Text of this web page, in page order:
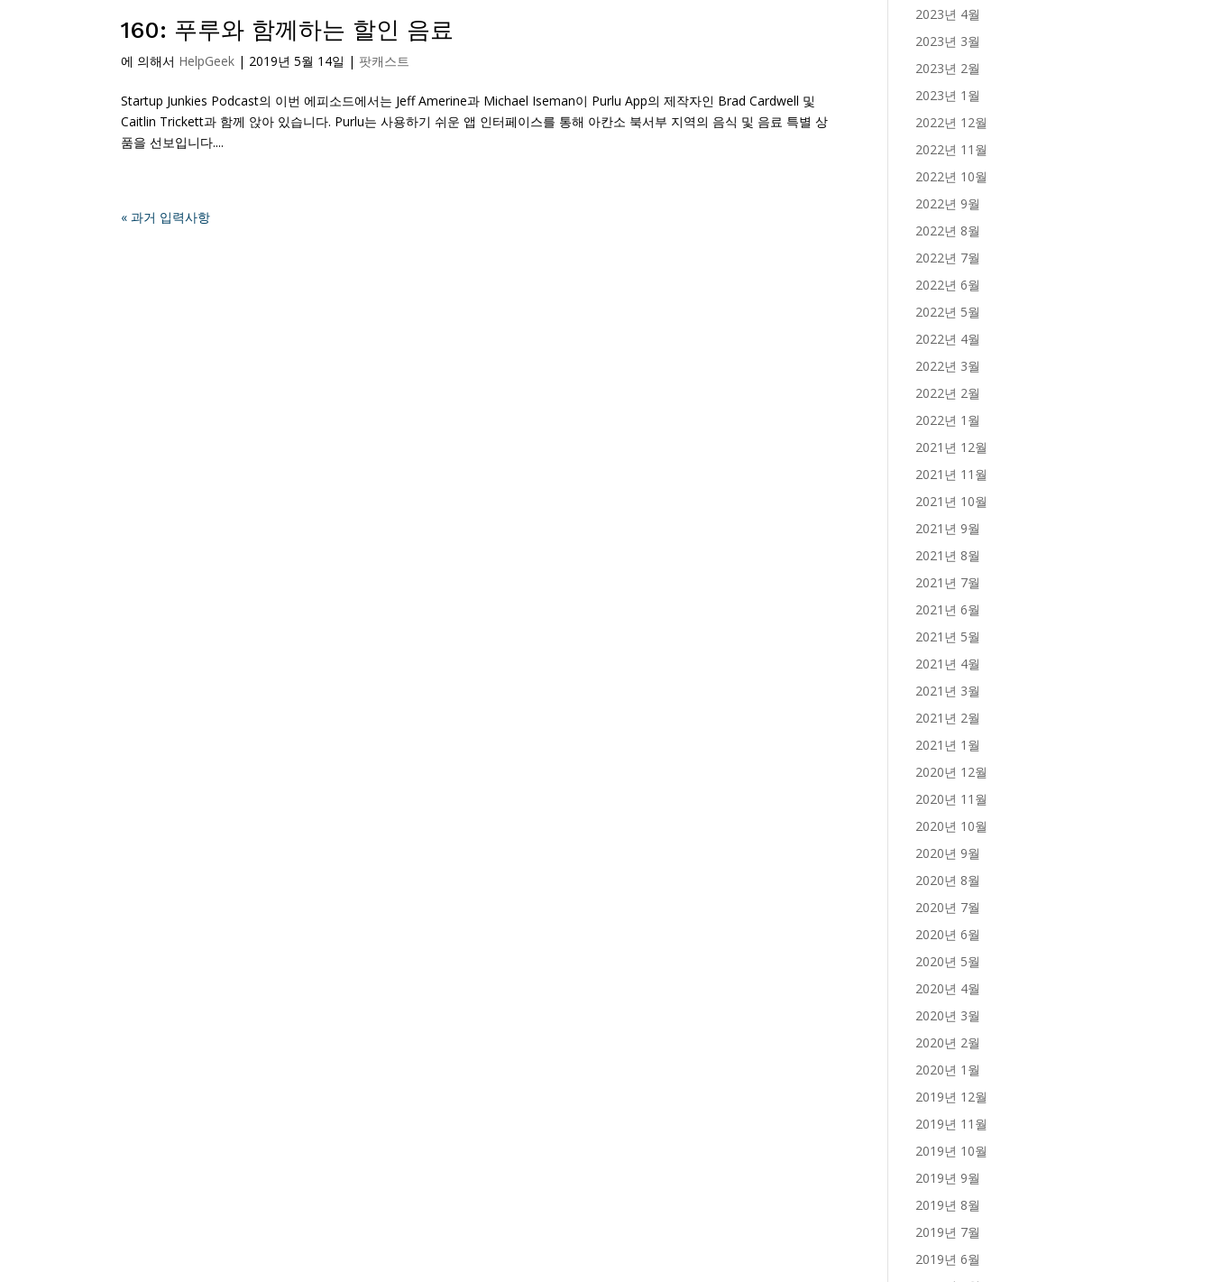
160: 푸루와 함께하는 할인 음료
에 의해서 HelpGeek | 2019년 5월 14일 | 팟캐스트
Startup Junkies Podcast의 이번 에피소드에서는 Jeff Amerine과 Michael Iseman이 Purlu App의 제작자인 Brad Cardwell 및
Caitlin Trickett과 함께 앉아 있습니다. Purlu는 사용하기 쉬운 앱 인터페이스를 통해 아칸소 북서부 지역의 음식 및 음료 특별 상
품을 선보입니다....
« 과거 입력사항
2023년 4월
2023년 3월
2023년 2월
2023년 1월
2022년 12월
2022년 11월
2022년 10월
2022년 9월
2022년 8월
2022년 7월
2022년 6월
2022년 5월
2022년 4월
2022년 3월
2022년 2월
2022년 1월
2021년 12월
2021년 11월
2021년 10월
2021년 9월
2021년 8월
2021년 7월
2021년 6월
2021년 5월
2021년 4월
2021년 3월
2021년 2월
2021년 1월
2020년 12월
2020년 11월
2020년 10월
2020년 9월
2020년 8월
2020년 7월
2020년 6월
2020년 5월
2020년 4월
2020년 3월
2020년 2월
2020년 1월
2019년 12월
2019년 11월
2019년 10월
2019년 9월
2019년 8월
2019년 7월
2019년 6월